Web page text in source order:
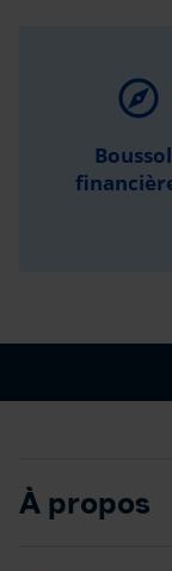
explore
À propos